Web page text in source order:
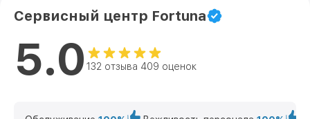
Сервисный центр Fortuna
5.0 132 отзыва 409 оценок